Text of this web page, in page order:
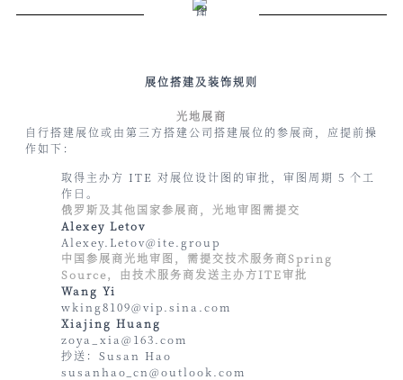
展位搭建及装饰规则
光地展商
自行搭建展位或由第三方搭建公司搭建展位的参展商，应提前操
作如下：
取得主办方 ITE 对展位设计图的审批，审图周期 5 个工
作日。
俄罗斯及其他国家参展商，光地审图需提交
Alexey Letov
Alexey.Letov@ite.group
中国参展商光地审图，需提交技术服务商Spring
Source，由技术服务商发送主办方ITE审批
Wang Yi
wking8109@vip.sina.com
Xiajing Huang
zoya_xia@163.com
抄送：Susan Hao
susanhao_cn@outlook.com